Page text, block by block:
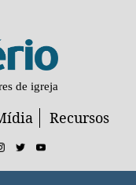
de igreja
Recursos